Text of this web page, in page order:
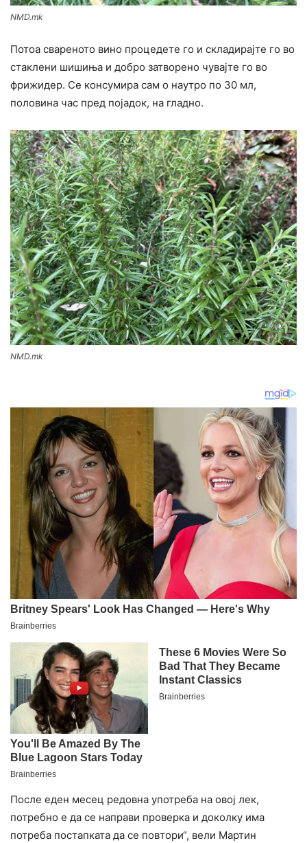
NMD.mk
Потоа свареното вино процедете го и складирајте го во
стаклени шишиња и добро затворено чувајте го во
фрижидер. Се конcyмира сам о наутро по 30 мл,
половина час пред појадок, на гладно.
NMD.mk
После еден месец редовна употреба на овој лек,
потребно е да се направи проверка и доколку има
потреба постапката да се повтори“, вели Мартин